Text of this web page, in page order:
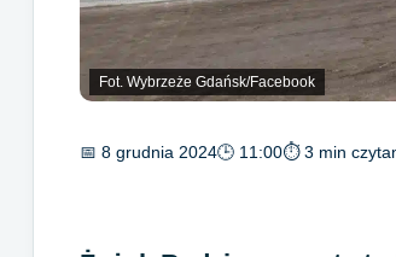
Fot. Wybrzeże Gdańsk/Facebook
📅 8 grudnia 2024🕒 11:00⏱ 3 min